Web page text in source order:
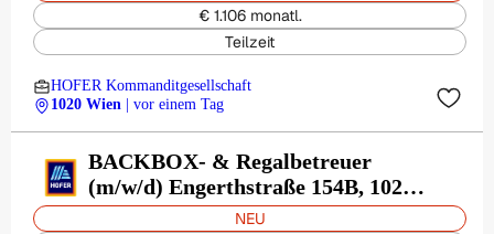
€ 1.106 monatl.
Teilzeit
HOFER Kommanditgesellschaft
1020 Wien
| vor einem Tag
BACKBOX- & Regalbetreuer
(m/w/d) Engerthstraße 154B, 1020
Wien
NEU